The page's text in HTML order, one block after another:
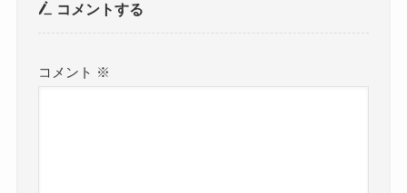
コメントする
コメント ※